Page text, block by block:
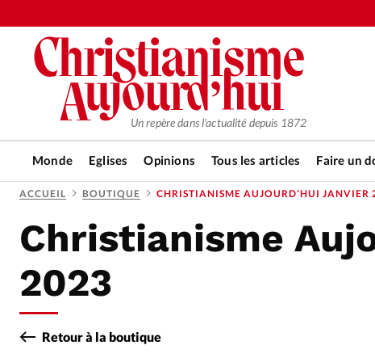
Un repère dans l'actualité depuis 1872
Monde Eglises Opinions Tous les articles Faire un
RUBRIQUES
Tous les articles
Actualité
Actualité internationale
ACCUEIL BOUTIQUE CHRISTIANISME AUJOURD’HUI JANVIER
Christianisme
2023
Retour à la boutique